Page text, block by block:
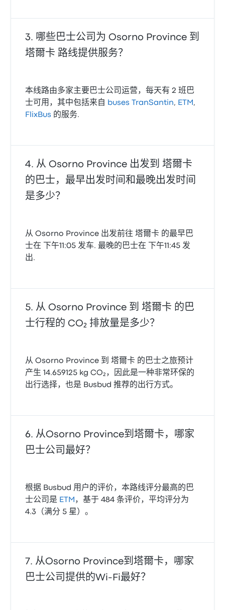
哪些巴士公司为 Osorno Province 到
塔爾卡 路线提供服务？
本线路由多家主要巴士公司运营，每天有 2 班巴
士可用，其中包括来自
buses TranSantin, ETM ,
FlixBus 的服务.
从 Osorno Province 出发到 塔爾卡
的巴士，最早出发时间和最晚出发时间
是多少？
从 Osorno Province 出发前往 塔爾卡 的最早巴
士在 下午11:05 发车. 最晚的巴士在 下午11:45 发
出.
从 Osorno Province 到 塔爾卡 的巴
士行程的 CO₂ 排放量是多少？
从 Osorno Province 到 塔爾卡 的巴士之旅预计
产生 14.659125 kg CO₂，因此是一种非常环保的
出行选择，也是 Busbud 推荐的出行方式。
从Osorno Province到塔爾卡，哪家
巴士公司最好？
根据 Busbud 用户的评价，本路线评分最高的巴
士公司是 ETM ，基于 484 条评价，平均评分为
4.3（满分 5 星）。
从Osorno Province到塔爾卡，哪家
巴士公司提供的Wi‑Fi最好？